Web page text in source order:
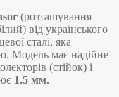
(розташування
від українського
сталі, яка
Модель має надійне
(стійок) і
1,5 мм.